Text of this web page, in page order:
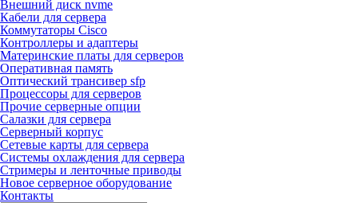
Внешний диск nvme
Кабели для сервера
Коммутаторы Cisco
Контроллеры и адаптеры
Материнские платы для серверов
Оперативная память
Оптический трансивер sfp
Процессоры для серверов
Прочие серверные опции
Салазки для сервера
Серверный корпус
Сетевые карты для сервера
Системы охлаждения для сервера
Стримеры и ленточные приводы
Новое серверное оборудование
Контакты